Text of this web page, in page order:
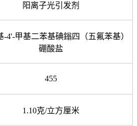
阳离子光引发剂
-4'-甲基二苯基碘鎓四（五氟苯基）
硼酸盐
455
1.10克/立方厘米